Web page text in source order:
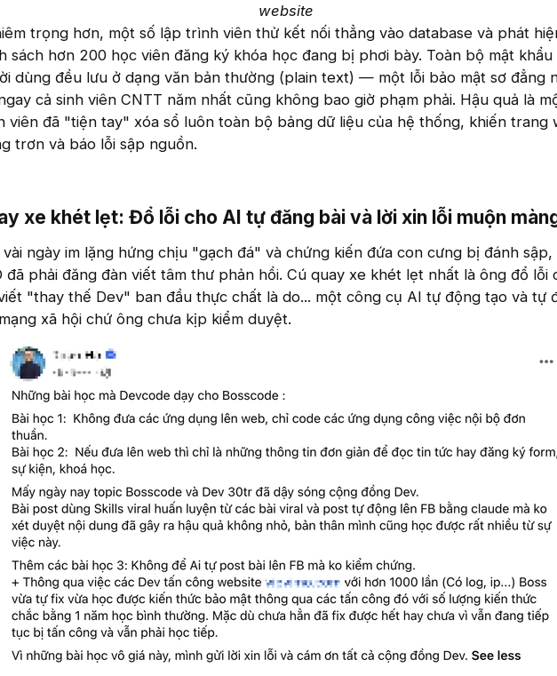
website
trọng hơn, một số lập trình viên thử kết nối thẳng vào database và phát
sách hơn 200 học viên đăng ký khóa học đang bị phơi bày. Toàn bộ mật khẩu
dùng đều lưu ở dạng văn bản thường (plain text) — một lỗi bảo mật sơ đẳng
cả sinh viên CNTT năm nhất cũng không bao giờ phạm phải. Hậu quả là
viên đã "tiện tay" xóa sổ luôn toàn bộ bảng dữ liệu của hệ thống, khiến trang
trơn và báo lỗi sập nguồn.
xe khét lẹt: Đổ lỗi cho AI tự đăng bài và lời xin lỗi muộn
vài ngày im lặng hứng chịu "gạch đá" và chứng kiến đứa con cưng bị đánh sập,
đã phải đăng đàn viết tâm thư phản hồi. Cú quay xe khét lẹt nhất là ông đổ lỗi
"thay thế Dev" ban đầu thực chất là do... một công cụ AI tự động tạo và tự
xã hội chứ ông chưa kịp kiểm duyệt.